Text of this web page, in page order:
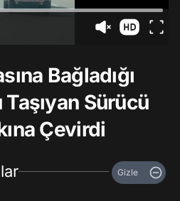
Bağladığı
Sürücü
Çevirdi
Gizle